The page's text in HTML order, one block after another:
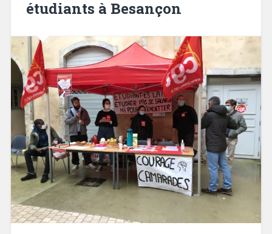
étudiants à Besançon